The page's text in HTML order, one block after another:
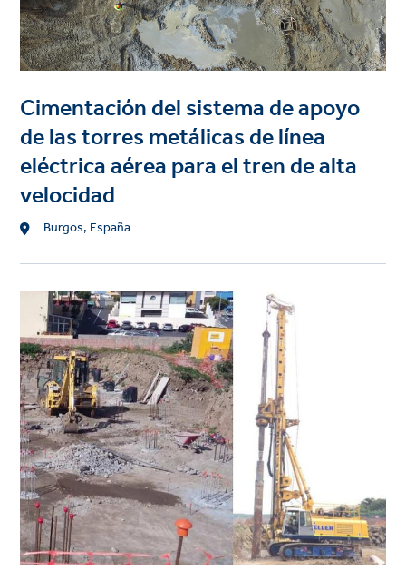
Cimentación del sistema de apoyo
de las torres metálicas de línea
eléctrica aérea para el tren de alta
velocidad
Location
Burgos, España
Project
image